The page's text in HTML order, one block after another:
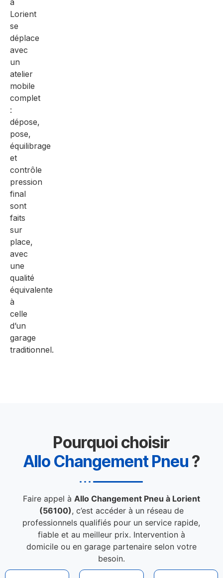
à
Lorient
se
déplace
avec
un
atelier
mobile
complet
:
dépose,
pose,
équilibrage
et
contrôle
pression
final
sont
faits
sur
place,
avec
une
qualité
équivalente
à
celle
d’un
garage
traditionnel.
Pourquoi choisir
Allo Changement Pneu ?
Faire appel à Allo Changement Pneu à Lorient
(56100), c’est accéder à un réseau de
professionnels qualifiés pour un service rapide,
fiable et au meilleur prix. Intervention à
domicile ou en garage partenaire selon votre
besoin.